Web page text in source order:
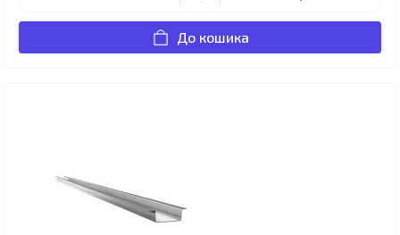
До кошика